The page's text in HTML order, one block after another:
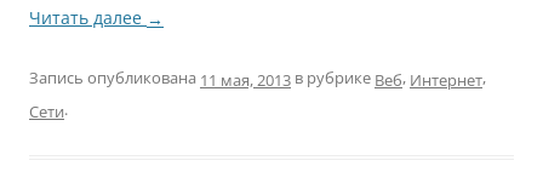
Читать далее →
Запись опубликована 11 мая, 2013 в рубрике Веб, Интернет,
Сети.